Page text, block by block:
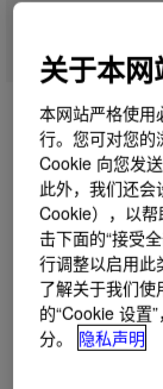
什么是
关于本
本网站严格使用
行。您可对您的
Cookie 向您发
此外，我们还
Cookie），以
击下面的“接受
行调整以启用此
了解关于我们
的“Cookie 设置
分。
隐私声明